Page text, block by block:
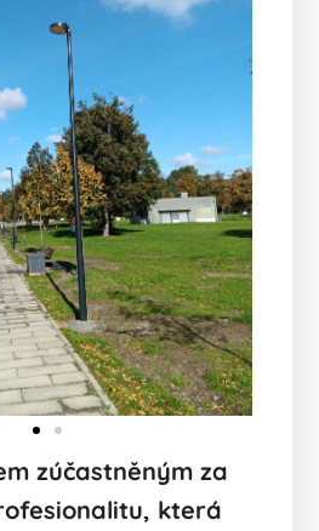
zúčastněným za
která